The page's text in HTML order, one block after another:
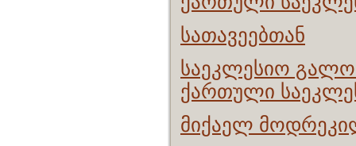
სათავეებთან
საეკლესიო
ქართული
მიქაელ